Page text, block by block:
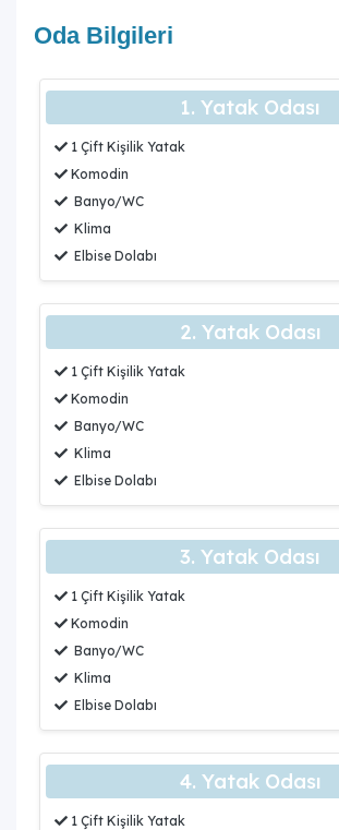
Oda Bilgileri
1. Yatak Odası
1 Çift Kişilik Yatak
Komodin
Banyo/WC
Klima
Elbise Dolabı
2. Yatak Odası
1 Çift Kişilik Yatak
Komodin
Banyo/WC
Klima
Elbise Dolabı
3. Yatak Odası
1 Çift Kişilik Yatak
Komodin
Banyo/WC
Klima
Elbise Dolabı
4. Yatak Odası
1 Çift Kişilik Yatak